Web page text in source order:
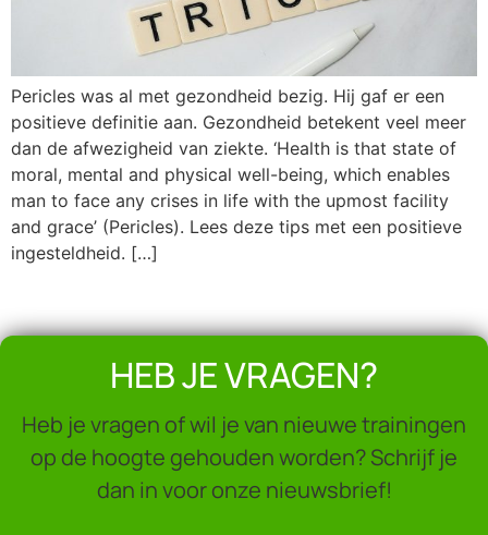
Pericles was al met gezondheid bezig. Hij gaf er een
positieve definitie aan. Gezondheid betekent veel meer
dan de afwezigheid van ziekte. ‘Health is that state of
moral, mental and physical well-being, which enables
man to face any crises in life with the upmost facility
and grace’ (Pericles). Lees deze tips met een positieve
ingesteldheid. […]
HEB JE VRAGEN?
Heb je vragen of wil je van nieuwe trainingen
op de hoogte gehouden worden? Schrijf je
dan in voor onze nieuwsbrief!